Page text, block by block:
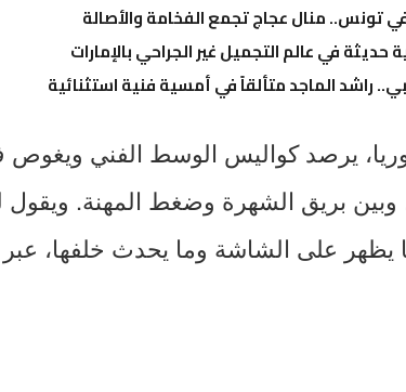
تونس.. منال عجاج تجمع الفخامة والأصالة
في عالم التجميل غير الجراحي بالإمارات
راشد الماجد متألقاً في أمسية فنية استثنائية
يرصد كواليس الوسط الفني
وبين بريق الشهرة وضغط المهنة.
على الشاشة وما يحدث خلفها، عبر